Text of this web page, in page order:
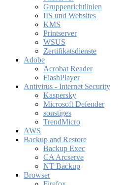
Gruppenrichtlinien
IIS und Websites
KMS
Printserver
WSUS
Zertifikatsdienste
Adobe
Acrobat Reader
FlashPlayer
Antivirus - Internet Security
Kaspersky
Microsoft Defender
sonstiges
TrendMicro
AWS
Backup and Restore
Backup Exec
CA Arcserve
NT Backup
Browser